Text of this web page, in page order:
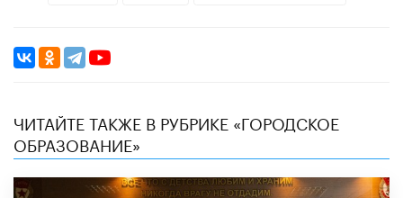
ЧИТАЙТЕ ТАКЖЕ В РУБРИКЕ «ГОРОДСКОЕ
ОБРАЗОВАНИЕ»